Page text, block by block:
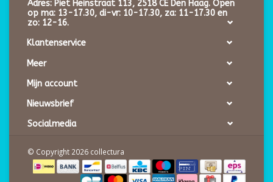
Adres: Piet Heinstraat 113, 2518 CE Den Haag. Open
op ma: 13-17.30, di-vr: 10-17.30, za: 11-17.30 en
zo: 12-16.
Klantenservice
Meer
Mijn account
Nieuwsbrief
Socialmedia
© Copyright 2026 collectura